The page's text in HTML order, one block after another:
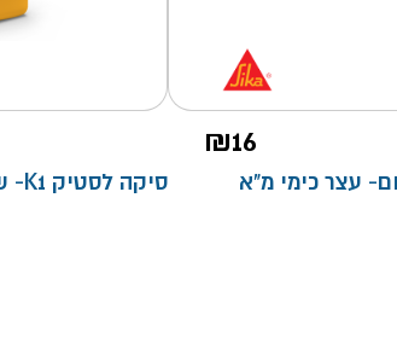
₪16
סיקה לסטיק K1- שק 17 ק"ג